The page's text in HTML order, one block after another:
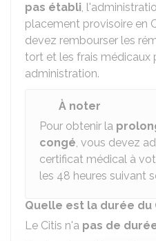
pas établi,
placement provisoire en
devez rembourser les
tort et les frais médicaux
administration.
À noter
Pour obtenir la
congé, vous devez
certificat médical à
les 48 heures suivant
Quelle est la durée du
Le Citis n'a pas de